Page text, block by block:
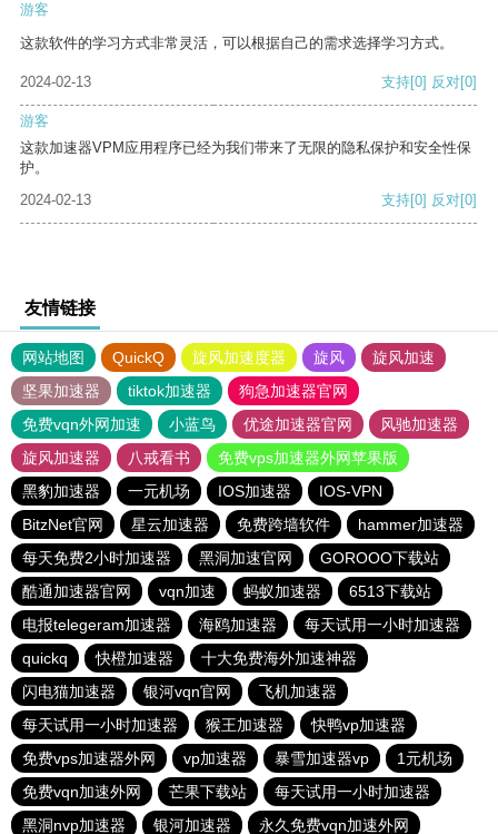
游客
这款软件的学习方式非常灵活，可以根据自己的需求选择学习方式。
2024-02-13 支持[0] 反对[0]
游客
这款加速器VPM应用程序已经为我们带来了无限的隐私保护和安全性保
护。
2024-02-13
支持[0] 反对[0]
友情链接
网站地图 QuickQ 旋风加速度器 旋风
旋风加速
坚果加速器
tiktok加速器
狗急加速器官网
免费vqn外网加速
小蓝鸟 优途加速器官网
风驰加速器
旋风加速器
八戒看书
免费vps加速器外网苹果版
黑豹加速器
一元机场 IOS加速器
IOS-VPN
BitzNet官网
星云加速器 免费跨墙软件
hammer加速器
每天免费2小时加速器
黑洞加速官网
GOROOO下载站
酷通加速器官网
vqn加速 蚂蚁加速器
6513下载站
电报telegeram加速器
海鸥加速器
每天试用一小时加速器
quickq
快橙加速器
十大免费海外加速神器
闪电猫加速器
银河vqn官网
飞机加速器
每天试用一小时加速器
猴王加速器
快鸭vp加速器
免费vps加速器外网
vp加速器 暴雪加速器vp
1元机场
免费vqn加速外网
芒果下载站
每天试用一小时加速器
黑洞nvp加速器
银河加速器 永久免费vqn加速外网